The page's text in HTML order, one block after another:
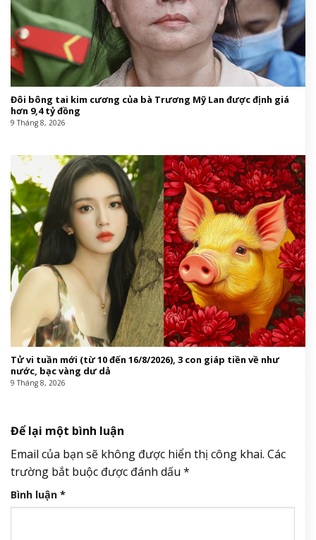
Đôi bông tai kim cương của bà Trương Mỹ Lan được định giá
hơn 9,4 tỷ đồng
9 Tháng 8, 2026
Tử vi tuần mới (từ 10 đến 16/8/2026), 3 con giáp tiền về như
nước, bạc vàng dư dả
9 Tháng 8, 2026
Để lại một bình luận
Email của bạn sẽ không được hiển thị công khai. Các
trường bắt buộc được đánh dấu *
Bình luận *